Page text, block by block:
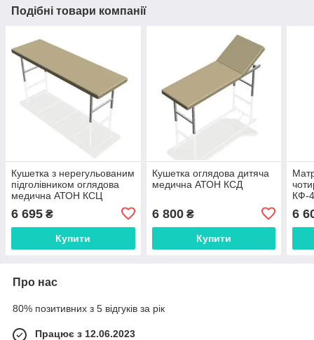
Подібні товари компанії
Кушетка з нерегульованим
підголівником оглядова
медична АТОН КСЦ
6 695 ₴
Купити
Кушетка оглядова дитяча
медична АТОН КСД
6 800₴
Купити
КФ-
6
Про нас
80% позитивних з 5 відгуків за рік
Працює з 12.06.2023